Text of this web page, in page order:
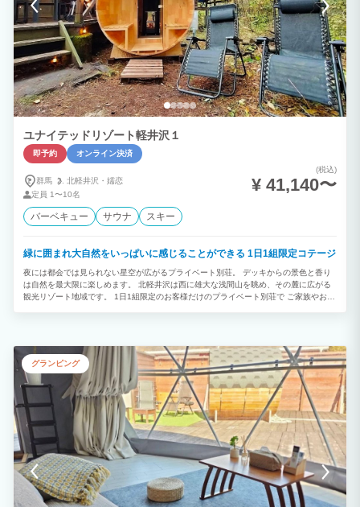
星空を主役にお過ごしください。 ・環境保護のため、電化製品の持ち込み制限やゴミ
の分別にご協力をお願いしております。 ・お子様連れのお客様は、静かな環境を守
り、安全にご配慮いただきますようお願い申し上げます。 朝日と共に目覚め、星空の
下で眠りにつく。 都会の喧騒を離れ、私たちが「地球の1ピース」であることを実感で
きるこの場所で、特別な休日を過ごしてみませんか？
ユナイテッドリゾート軽井沢１
即予約 オンライン決済
群馬 北軽井沢・ 嬬恋
定員 1〜10名
(税込)
¥ 41,140〜
バーベキュー サウナ スキー
緑に囲まれ大自然をいっぱいに感じることができる 1日1組限定コテージ
夜には都会では見られない星空が広がるプライベート別荘。 デッキからの景色と香り
は自然を最大限に楽しめます。 北軽井沢は西に雄大な浅間山を眺め、その麓に広がる
観光リゾート地域です。 1日1組限定のお客様だけのプライベート別荘で ご家族やお仲
グランピング